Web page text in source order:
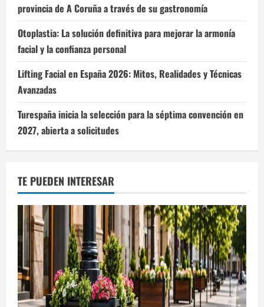
provincia de A Coruña a través de su gastronomía
Otoplastia: La solución definitiva para mejorar la armonía
facial y la confianza personal
Lifting Facial en España 2026: Mitos, Realidades y Técnicas
Avanzadas
Turespaña inicia la selección para la séptima convención en
2027, abierta a solicitudes
TE PUEDEN INTERESAR